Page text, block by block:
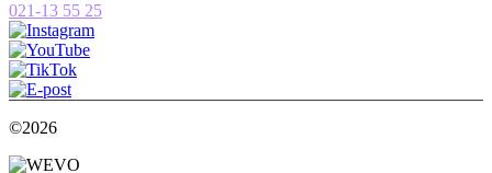
021-13 55 25
©2026